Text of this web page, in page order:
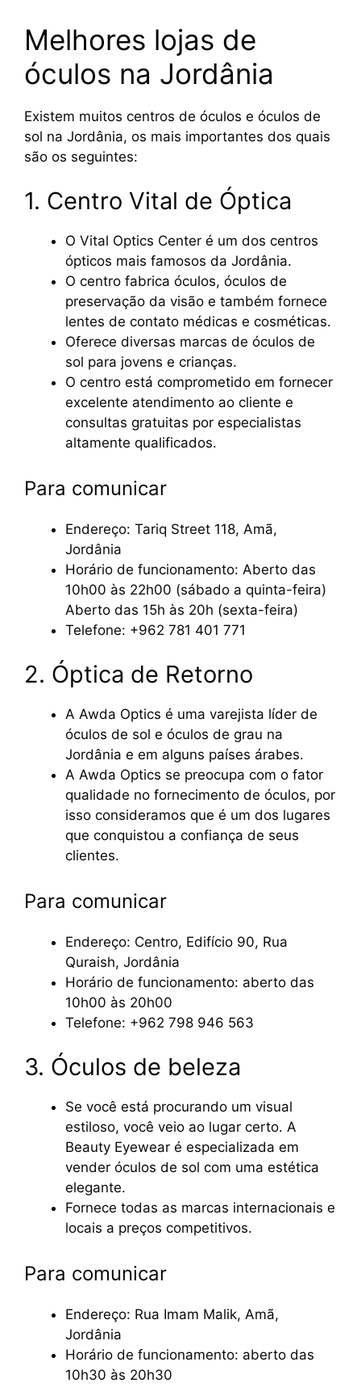
Melhores lojas de
óculos na Jordânia
Existem muitos centros de óculos e óculos de
sol na Jordânia, os mais importantes dos quais
são os seguintes:
1. Centro Vital de Óptica
O Vital Optics Center é um dos centros
ópticos mais famosos da Jordânia.
O centro fabrica óculos, óculos de
preservação da visão e também fornece
lentes de contato médicas e cosméticas.
Oferece diversas marcas de óculos de
sol para jovens e crianças.
O centro está comprometido em fornecer
excelente atendimento ao cliente e
consultas gratuitas por especialistas
altamente qualificados.
Para comunicar
Endereço: Tariq Street 118, Amã,
Jordânia
Horário de funcionamento: Aberto das
10h00 às 22h00 (sábado a quinta-feira)
Aberto das 15h às 20h (sexta-feira)
Telefone: +962 781 401 771
2. Óptica de Retorno
A Awda Optics é uma varejista líder de
óculos de sol e óculos de grau na
Jordânia e em alguns países árabes.
A Awda Optics se preocupa com o fator
qualidade no fornecimento de óculos, por
isso consideramos que é um dos lugares
que conquistou a confiança de seus
clientes.
Para comunicar
Endereço: Centro, Edifício 90, Rua
Quraish, Jordânia
Horário de funcionamento: aberto das
10h00 às 20h00
Telefone: +962 798 946 563
3. Óculos de beleza
Se você está procurando um visual
estiloso, você veio ao lugar certo. A
Beauty Eyewear é especializada em
vender óculos de sol com uma estética
elegante.
Fornece todas as marcas internacionais e
locais a preços competitivos.
Para comunicar
Endereço: Rua Imam Malik, Amã,
Jordânia
Horário de funcionamento: aberto das
10h30 às 20h30